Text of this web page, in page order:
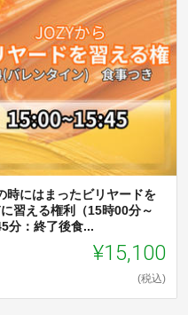
時にはまったビリヤードを
習える権利（15時00分～
分：終了後食...
¥15,100
(税込)